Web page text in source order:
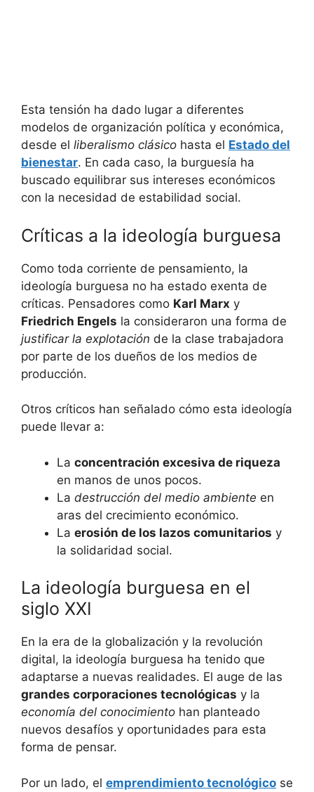
Esta tensión ha dado lugar a diferentes
modelos de organización política y económica,
desde el liberalismo clásico hasta el Estado del
bienestar. En cada caso, la burguesía ha
buscado equilibrar sus intereses económicos
con la necesidad de estabilidad social.
Críticas a la ideología burguesa
Como toda corriente de pensamiento, la
ideología burguesa no ha estado exenta de
críticas. Pensadores como Karl Marx y
Friedrich Engels la consideraron una forma de
justificar la explotación de la clase trabajadora
por parte de los dueños de los medios de
producción.
Otros críticos han señalado cómo esta ideología
puede llevar a:
La concentración excesiva de riqueza
en manos de unos pocos.
La destrucción del medio ambiente en
aras del crecimiento económico.
La erosión de los lazos comunitarios y
la solidaridad social.
La ideología burguesa en el
siglo XXI
En la era de la globalización y la revolución
digital, la ideología burguesa ha tenido que
adaptarse a nuevas realidades. El auge de las
grandes corporaciones tecnológicas y la
economía del conocimiento han planteado
nuevos desafíos y oportunidades para esta
forma de pensar.
Por un lado, el emprendimiento tecnológico se